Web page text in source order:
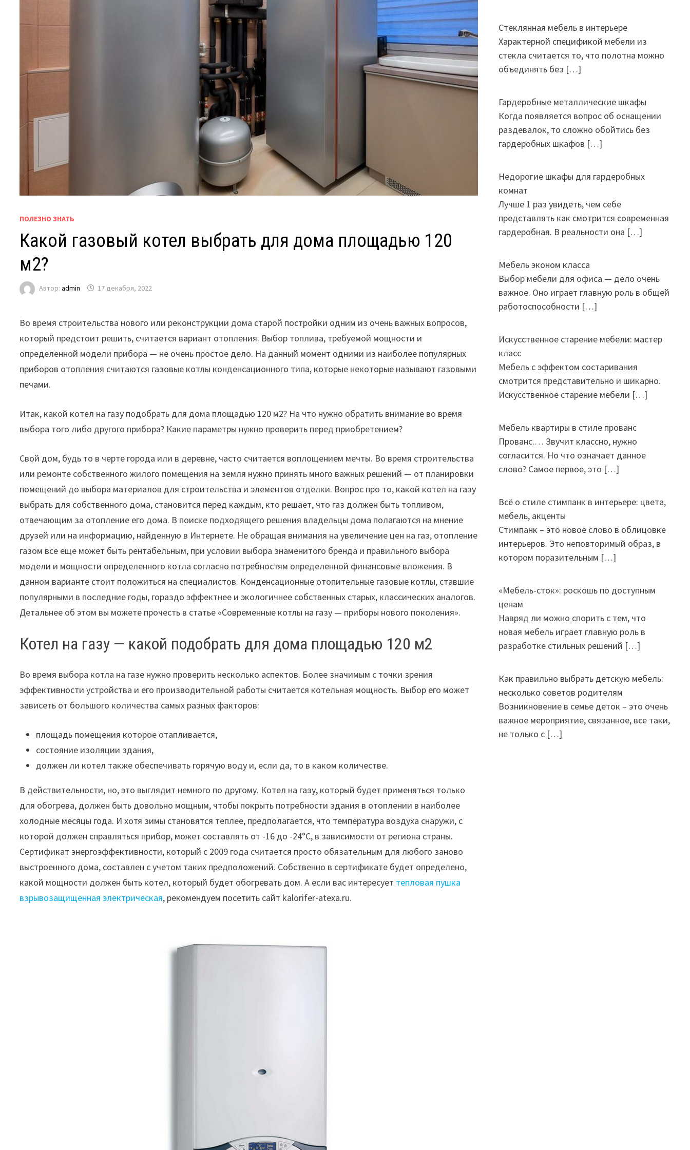
ПОЛЕЗНО ЗНАТЬ
Какой газовый котел выбрать для дома площадью 120
м2?
Автор:admin 17 декабря, 2022
Во время строительства нового или реконструкции дома старой постройки одним из очень важных вопросов,
который предстоит решить, считается вариант отопления. Выбор топлива, требуемой мощности и
определенной модели прибора — не очень простое дело. На данный момент одними из наиболее популярных
приборов отопления считаются газовые котлы конденсационного типа, которые некоторые называют газовыми
печами.
Итак, какой котел на газу подобрать для дома площадью 120 м2? На что нужно обратить внимание во время
выбора того либо другого прибора? Какие параметры нужно проверить перед приобретением?
Свой дом, будь то в черте города или в деревне, часто считается воплощением мечты. Во время строительства
или ремонте собственного жилого помещения на земля нужно принять много важных решений — от планировки
помещений до выбора материалов для строительства и элементов отделки. Вопрос про то, какой котел на газу
выбрать для собственного дома, становится перед каждым, кто решает, что газ должен быть топливом,
отвечающим за отопление его дома. В поиске подходящего решения владельцы дома полагаются на мнение
друзей или на информацию, найденную в Интернете. Не обращая внимания на увеличение цен на газ, отопление
газом все еще может быть рентабельным, при условии выбора знаменитого бренда и правильного выбора
модели и мощности определенного котла согласно потребностям определенной финансовые вложения. В
данном варианте стоит положиться на специалистов. Конденсационные отопительные газовые котлы, ставшие
популярными в последние годы, гораздо эффектнее и экологичнее собственных старых, классических аналогов.
Детальнее об этом вы можете прочесть в статье «Современные котлы на газу — приборы нового поколения».
Котел на газу — какой подобрать для дома площадью 120 м2
Во время выбора котла на газе нужно проверить несколько аспектов. Более значимым с точки зрения
эффективности устройства и его производительной работы считается котельная мощность. Выбор его может
зависеть от большого количества самых разных факторов:
площадь помещения которое отапливается,
состояние изоляции здания,
должен ли котел также обеспечивать горячую воду и, если да, то в каком количестве.
В действительности, но, это выглядит немного по другому. Котел на газу, который будет применяться только
для обогрева, должен быть довольно мощным, чтобы покрыть потребности здания в отоплении в наиболее
холодные месяцы года. И хотя зимы становятся теплее, предполагается, что температура воздуха снаружи, с
которой должен справляться прибор, может составлять от -16 до -24°C, в зависимости от региона страны.
Сертификат энергоэффективности, который с 2009 года считается просто обязательным для любого заново
выстроенного дома, составлен с учетом таких предположений. Собственно в сертификате будет определено,
какой мощности должен быть котел, который будет обогревать дом. А если вас интересует тепловая пушка
взрывозащищенная электрическая, рекомендуем посетить сайт kalorifer-atexa.ru.
Стеклянная мебель в интерьере
Характерной спецификой мебели из
стекла считается то, что полотна можно
объединять без […]
Гардеробные металлические шкафы
Когда появляется вопрос об оснащении
раздевалок, то сложно обойтись без
гардеробных шкафов […]
Недорогие шкафы для гардеробных
комнат
Лучше 1 раз увидеть, чем себе
представлять как смотрится современная
гардеробная. В реальности она […]
Мебель эконом класса
Выбор мебели для офиса — дело очень
важное. Оно играет главную роль в общей
работоспособности […]
Искусственное старение мебели: мастер
класс
Мебель с эффектом состаривания
смотрится представительно и шикарно.
Искусственное старение мебели […]
Мебель квартиры в стиле прованс
Прованс.… Звучит классно, нужно
согласится. Но что означает данное
слово? Самое первое, это […]
Всё о стиле стимпанк в интерьере: цвета,
мебель, акценты
Стимпанк – это новое слово в облицовке
интерьеров. Это неповторимый образ, в
котором поразительным […]
«Мебель-сток»: роскошь по доступным
ценам
Навряд ли можно спорить с тем, что
новая мебель играет главную роль в
разработке стильных решений […]
Как правильно выбрать детскую мебель:
несколько советов родителям
Возникновение в семье деток – это очень
важное мероприятие, связанное, все таки,
не только с […]